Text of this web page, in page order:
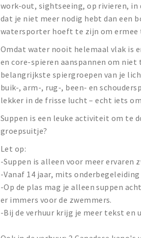
work-out, sightseeing, op rivieren, in
dat je niet meer nodig hebt dan een
watersporter hoeft te zijn om
Omdat water nooit helemaal vlak is
en core-spieren aanspannen om
belangrijkste spiergroepen van je
buik-, arm-, rug-, been- en
lekker in de frisse lucht – echt iets
Suppen is een leuke activiteit om te
groepsuitje?
Let op:
-Suppen is alleen voor meer ervaren
-Vanaf 14 jaar, mits onderbegeleiding
-Op de plas mag je alleen suppen
er immers voor de zwemmers.
-Bij de verhuur krijg je meer tekst en